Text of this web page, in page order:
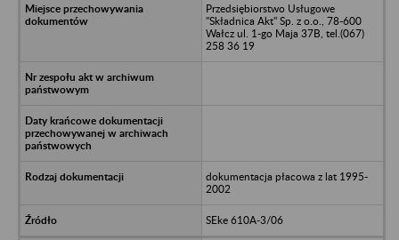
Przedsiębiorstwo Usługowe
"Składnica Akt" Sp. z o.o., 78-600
Wałcz ul. 1-go Maja 37B, tel.(067)
258 36 19
dokumentacja płacowa z lat 1995-
2002
SEke 610A-3/06